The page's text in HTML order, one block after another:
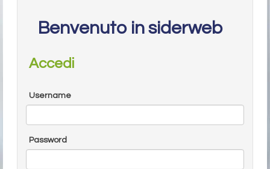
Benvenuto in siderweb
Accedi
Username
Password